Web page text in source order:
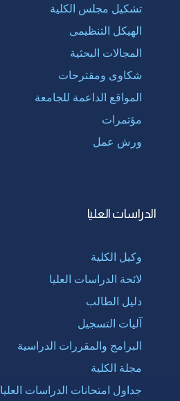
تشكيل مجلس الكلية
الهيكل التنظيمى
المجالات البحثية
شكاوى ومقترحات
المواقع الداعمة للجامعة
مؤتمرات
ورش عمل
الدراسات العليا
وكيل الكلية
لائحة الدراسات العليا
دليل الطالب
آليات التسجيل
البرامج والمقررات الدراسية
مجلة الكلية
جداول امتحانات الدراسات العليا